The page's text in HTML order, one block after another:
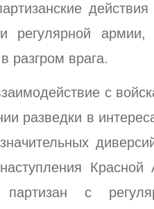
регулярной
разгром врага.
с
разведки в
Красной
партизан с